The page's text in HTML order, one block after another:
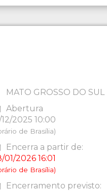
MATO GROSSO DO SUL
Abertura
12/2025 10:00
de Brasília)
Encerra a partir de:
01/2026 16:01
de Brasília)
Encerramento previsto: